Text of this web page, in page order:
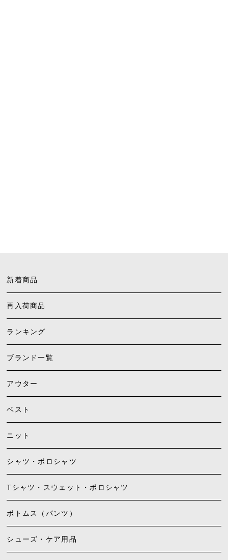
新着商品
再入荷商品
ランキング
ブランド一覧
アウター
ベスト
ニット
シャツ・ポロシャツ
Tシャツ・スウェット・ポロシャツ
ボトムス（パンツ）
シューズ・ケア用品